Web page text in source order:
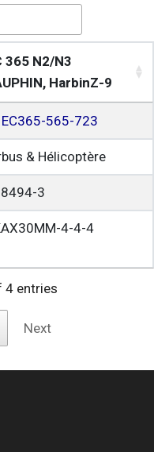
365 N2/N3
HarbinZ-9
EC365-565-723
& Hélicoptère
3
4-4-4
4 entries
Next